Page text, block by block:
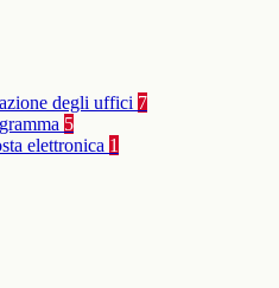
degli uffici 7
5
elettronica 1